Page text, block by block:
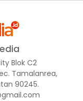
Blok C2
Tamalanrea,
90245.